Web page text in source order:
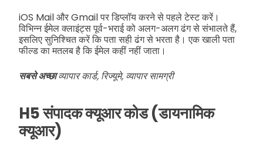
iOS Mail और Gmail पर डिप्लॉय करने से पहले टेस्ट करें।
विभिन्न ईमेल क्लाइंट्स पूर्व-भराई को अलग-अलग ढंग से संभालते हैं,
इसलिए सुनिश्चित करें कि पता सही ढंग से भरता है। एक खाली पता
फील्ड का मतलब है कि ईमेल कहीं नहीं जाता।
सबसे अच्छाव्यापार कार्ड, रिज्यूमे, व्यापार सामग्री
H5 संपादक क्यूआर कोड (डायनामिक
क्यूआर)